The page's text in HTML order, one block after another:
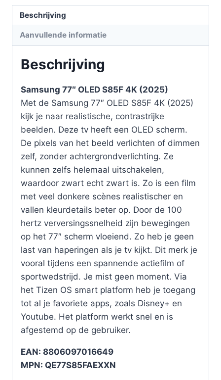
Beschrijving
Aanvullende informatie
Beschrijving
Samsung 77″ OLED S85F 4K (2025)
Met de Samsung 77″ OLED S85F 4K (2025)
kijk je naar realistische, contrastrijke
beelden. Deze tv heeft een OLED scherm.
De pixels van het beeld verlichten of dimmen
zelf, zonder achtergrondverlichting. Ze
kunnen zelfs helemaal uitschakelen,
waardoor zwart echt zwart is. Zo is een film
met veel donkere scènes realistischer en
vallen kleurdetails beter op. Door de 100
hertz verversingssnelheid zijn bewegingen
op het 77″ scherm vloeiend. Zo heb je geen
last van haperingen als je tv kijkt. Dit merk je
vooral tijdens een spannende actiefilm of
sportwedstrijd. Je mist geen moment. Via
het Tizen OS smart platform heb je toegang
tot al je favoriete apps, zoals Disney+ en
Youtube. Het platform werkt snel en is
afgestemd op de gebruiker.
EAN: 8806097016649
MPN: QE77S85FAEXXN